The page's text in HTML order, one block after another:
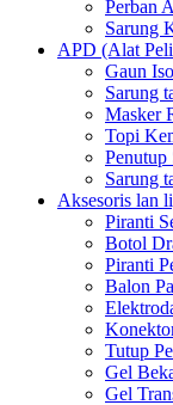
Perban
Sarung
APD (Alat
Gaun
Sarung
Masker
Topi
Penutup
Sarung
Aksesoris lan
Piranti
Botol
Piranti
Balon
Tutup
Gel
Gel